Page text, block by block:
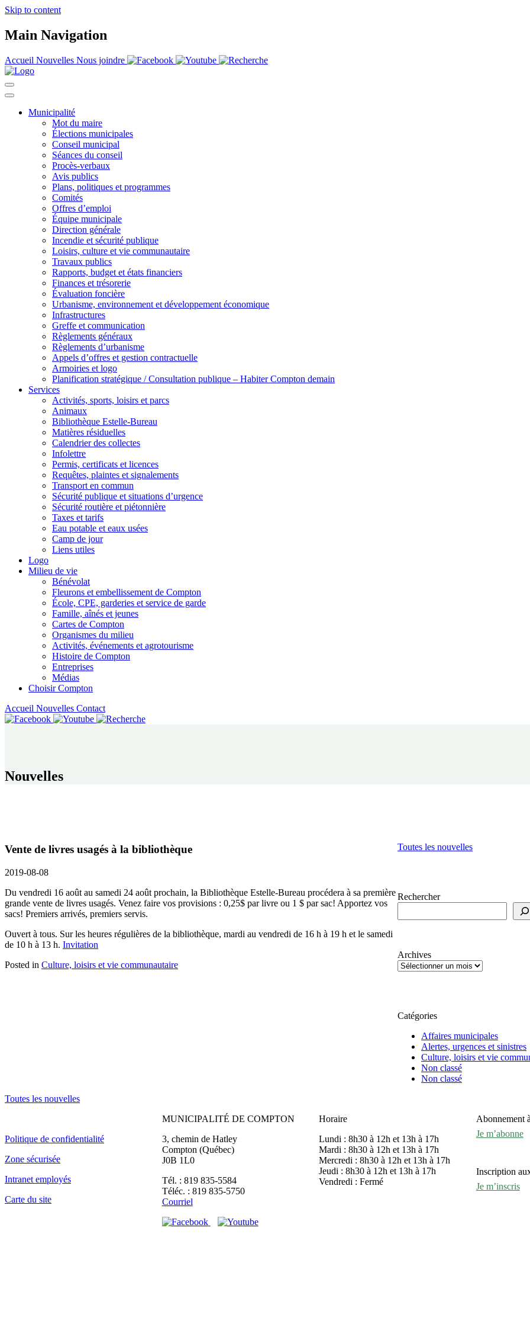
Skip to content
Main Navigation
Accueil Nouvelles Nous joindre
Municipalité
Mot du maire
Élections municipales
Conseil municipal
Séances du conseil
Procès-verbaux
Avis publics
Plans, politiques et programmes
Comités
Offres d’emploi
Équipe municipale
Direction générale
Incendie et sécurité publique
Loisirs, culture et vie communautaire
Travaux publics
Rapports, budget et états financiers
Finances et trésorerie
Évaluation foncière
Urbanisme, environnement et développement économique
Infrastructures
Greffe et communication
Règlements généraux
Règlements d’urbanisme
Appels d’offres et gestion contractuelle
Armoiries et logo
Planification stratégique / Consultation publique – Habiter Compton demain
Services
Activités, sports, loisirs et parcs
Animaux
Bibliothèque Estelle-Bureau
Matières résiduelles
Calendrier des collectes
Infolettre
Permis, certificats et licences
Requêtes, plaintes et signalements
Transport en commun
Sécurité publique et situations d’urgence
Sécurité routière et piétonnière
Taxes et tarifs
Eau potable et eaux usées
Camp de jour
Liens utiles
Logo
Milieu de vie
Bénévolat
Fleurons et embellissement de Compton
École, CPE, garderies et service de garde
Famille, aînés et jeunes
Cartes de Compton
Organismes du milieu
Activités, événements et agrotourisme
Histoire de Compton
Entreprises
Médias
Choisir Compton
Accueil Nouvelles Contact
Nouvelles
Vente de livres usagés à la bibliothèque
2019-08-08
Du vendredi 16 août au samedi 24 août prochain, la Bibliothèque Estelle-Bureau procédera à sa première
grande vente de livres usagés. Venez faire vos provisions : 0,25$ par livre ou 1 $ par sac! Apportez vos
sacs! Premiers arrivés, premiers servis.
Ouvert à tous. Sur les heures régulières de la bibliothèque, mardi au vendredi de 16 h à 19 h et le samedi
de 10 h à 13 h. Invitation
Posted in Culture, loisirs et vie communautaire
Toutes les nouvelles
Rechercher
Archives
Catégories
Affaires municipales
Alertes, urgences et sinistres
Culture, loisirs et vie
Non classé
Non classé
Toutes les nouvelles
Politique de confidentialité
Zone sécurisée
Intranet employés
Carte du site
MUNICIPALITÉ DE COMPTON
3, chemin de Hatley
Compton (Québec)
J0B 1L0
Tél. : 819 835-5584
Téléc. : 819 835-5750
Courriel
Horaire
Lundi : 8h30 à 12h et 13h à 17h
Mardi : 8h30 à 12h et 13h à 17h
Mercredi : 8h30 à 12h et 13h à 17h
Jeudi : 8h30 à 12h et 13h à 17h
Vendredi : Fermé
Abonnement
Je m’abonne
Inscription
Je m’inscris